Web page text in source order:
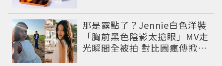
那是露點了？Jennie白色洋裝
「胸前黑色陰影太搶眼」MV走
光瞬間全被拍 對比圖瘋傳掀論